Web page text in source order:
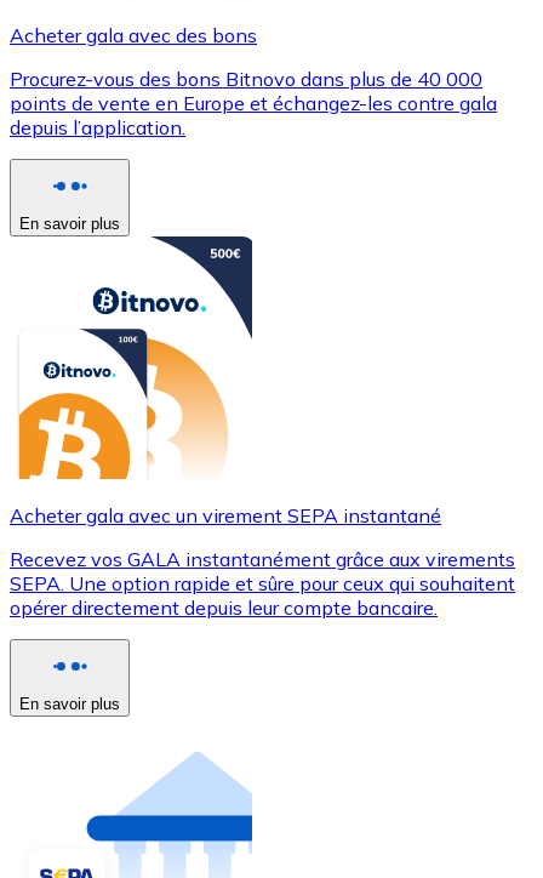
Acheter gala avec des bons
Procurez-vous des bons Bitnovo dans plus de 40 000
points de vente en Europe et échangez-les contre gala
depuis l’application.
En savoir plus
Acheter gala avec un virement SEPA instantané
Recevez vos GALA instantanément grâce aux virements
SEPA. Une option rapide et sûre pour ceux qui souhaitent
opérer directement depuis leur compte bancaire.
En savoir plus